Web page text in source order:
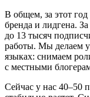
В общем, за этот
бренда и лидгена.
до 13 тысяч
работы. Мы делаем
языках: снимаем
с местными
Сейчас у нас 40–50